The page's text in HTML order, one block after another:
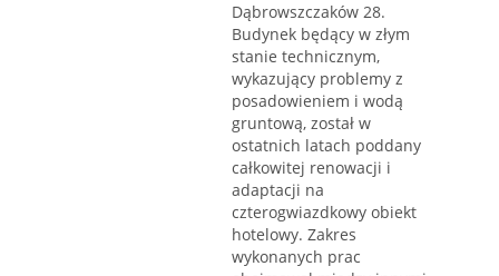
Dąbrowszczaków 28.
Budynek będący w złym
stanie technicznym,
wykazujący problemy z
posadowieniem i wodą
gruntową, został w
ostatnich latach poddany
całkowitej renowacji i
adaptacji na
czterogwiazdkowy obiekt
hotelowy. Zakres
wykonanych prac